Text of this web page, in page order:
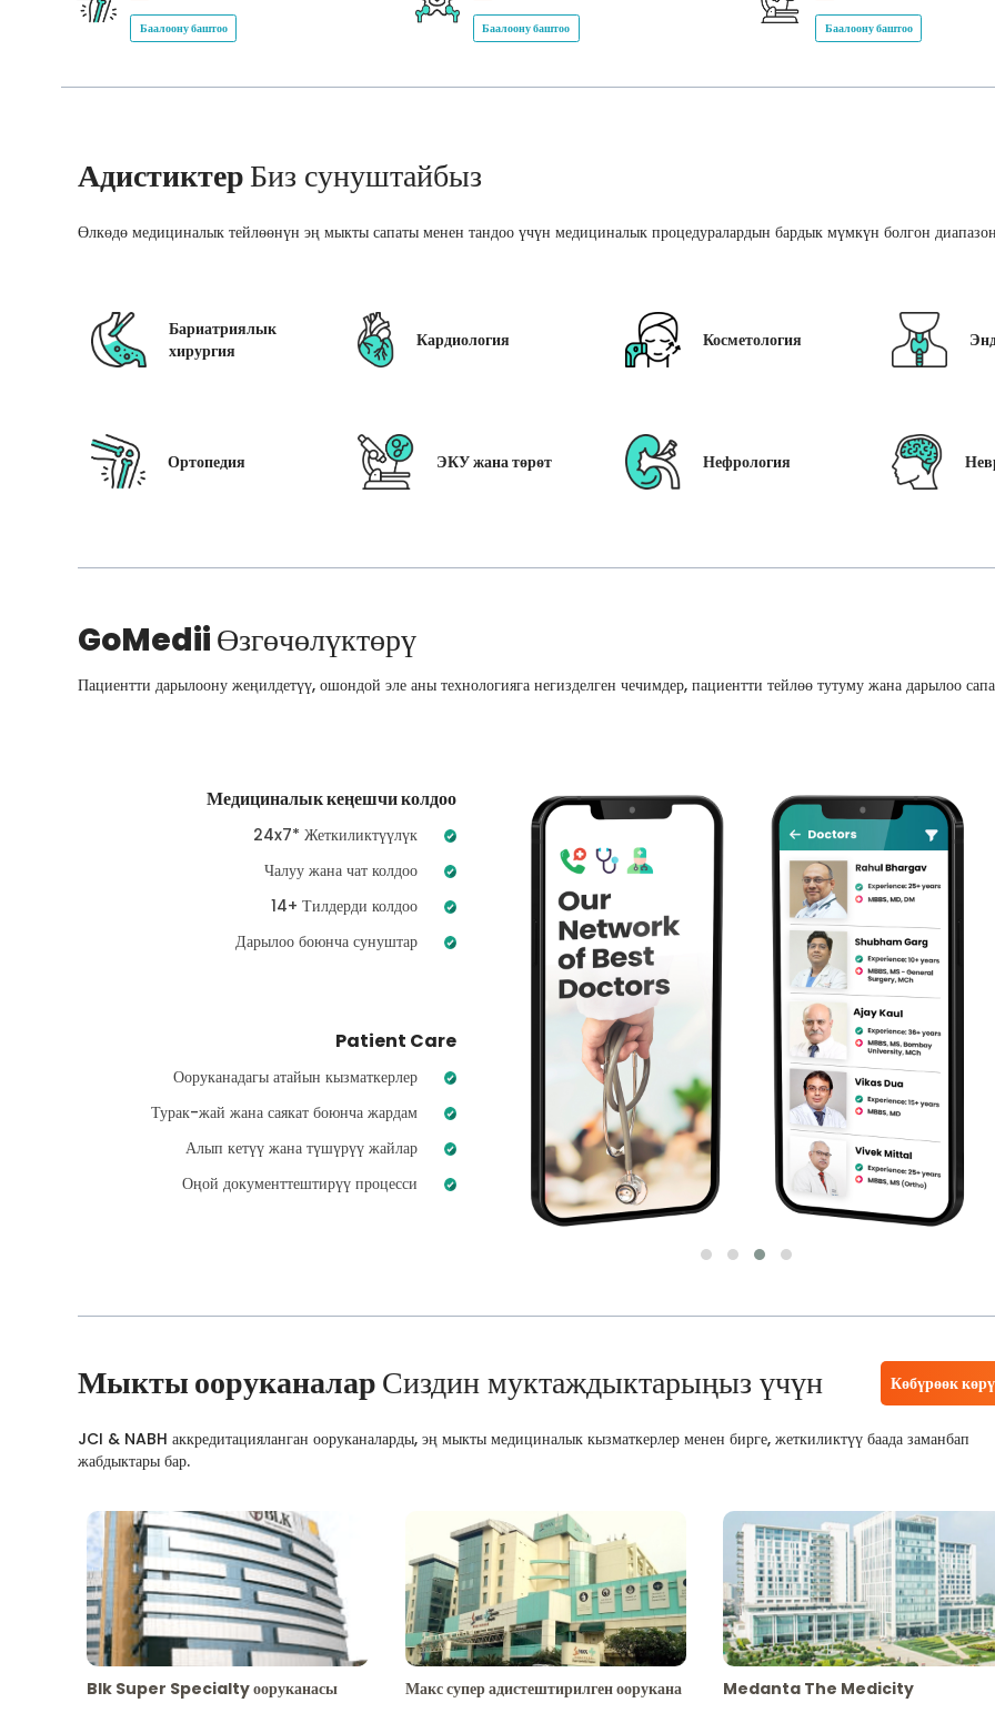
Баалоону баштоо Баалоону баштоо Баалоону баштоо
АдистиктерБиз сунуштайбыз
Өлкөдө медициналык тейлөөнүн эң мыкты сапаты менен тандоо үчүн медициналык процедуралардын бардык мүмкүн болгон
Бариатриялык
хирургия
Кардиология Косметология
Ортопедия ЭКУ жана төрөт Нефрология
GoMediiӨзгөчөлүктөрү
Пациентти дарылоону жеңилдетүү, ошондой эле аны технологияга негизделген чечимдер, пациентти тейлөө тутуму жана дарылоо
Медициналык кеңешчи колдоо
24x7* Жеткиликтүүлүк
Чалуу жана чат колдоо
14+ Тилдерди колдоо
Дарылоо боюнча сунуштар
Patient Care
Ооруканадагы атайын кызматкерлер
Турак-жай жана саякат боюнча жардам
Алып кетүү жана түшүрүү жайлар
Оңой документтештирүү процесси
Мыкты ооруканаларСиздин муктаждыктарыңыз үчүн Көбүрөөк
JCI & NABH аккредитацияланган ооруканаларды, эң мыкты медициналык кызматкерлер менен бирге, жеткиликтүү баада заманбап
жабдыктары бар.
Blk Super Specialty ооруканасы Макс супер адистештирилген оорукана Medanta The Medicity